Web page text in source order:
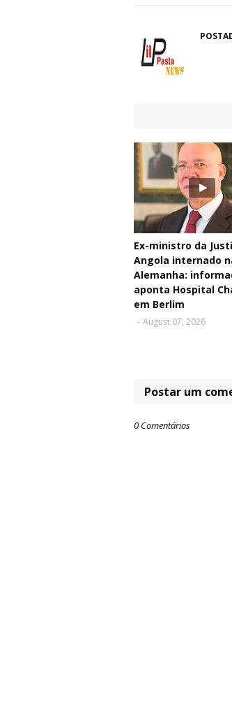
Ex-ministro da
Angola internado
Alemanha:
aponta Hospital
em Berlim
- August 07, 2026
Postar um
0 Comentários